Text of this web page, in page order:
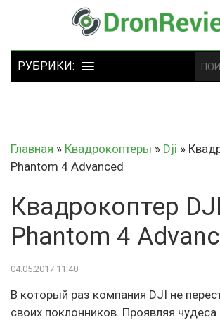
Главная » Квадрокоптеры » Dji »
Phantom 4 Advanced
Квадрокоптер DJI
Phantom 4
04.05.2017 11:40
В который раз компания DJI не
своих поклонников. Проявляя чудеса